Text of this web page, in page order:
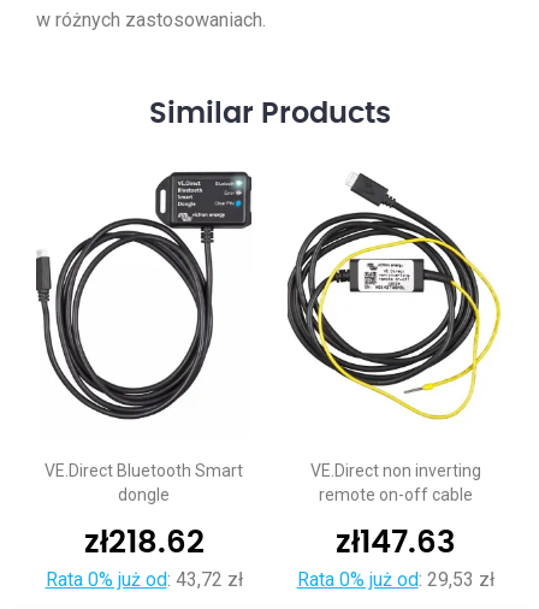
w różnych zastosowaniach.
Similar Products
VE.Direct Bluetooth Smart
dongle
zł218.62
Rata 0% już od: 43,72 zł
VE.Direct non inverting
remote on-off cable
zł147.63
Rata 0% już od: 29,53 zł